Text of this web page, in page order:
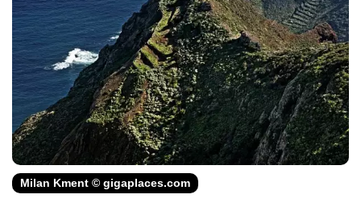
Milan Kment © gigaplaces.com